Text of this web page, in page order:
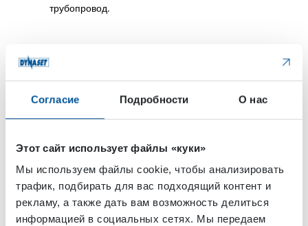
Согласие Подробности О нас
Этот сайт использует файлы «куки»
Мы используем файлы cookie, чтобы анализировать
трафик, подбирать для вас подходящий контент и
рекламу, а также дать вам возможность делиться
информацией в социальных сетях. Мы передаем
трубопровод.
Подходящая техника
Грузовые автомобили, бетономешалки и
автокраны